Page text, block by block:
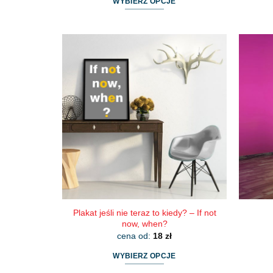
wiele
wariantów.
można
wybrać
stronie
produktu
Plakat jeśli nie teraz to kiedy? – If not
now, when?
cena od: 18 zł
WYBIERZ OPCJE